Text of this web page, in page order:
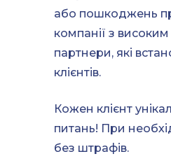
або пошкоджень
компанії з
партнери, які
клієнтів.
Кожен клієнт
питань! При
без штрафів.